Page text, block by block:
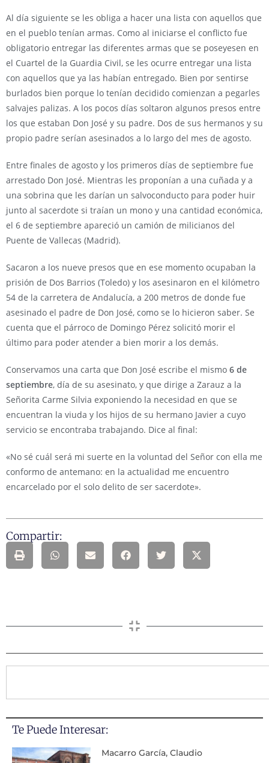
Al día siguiente se les obliga a hacer una lista con aquellos que
en el pueblo tenían armas. Como al iniciarse el conflicto fue
obligatorio entregar las diferentes armas que se poseyesen en
el Cuartel de la Guardia Civil, se les ocurre entregar una lista
con aquellos que ya las habían entregado. Bien por sentirse
burlados bien porque lo tenían decidido comienzan a pegarles
salvajes palizas. A los pocos días soltaron algunos presos entre
los que estaban Don José y su padre. Dos de sus hermanos y su
propio padre serían asesinados a lo largo del mes de agosto.
Entre finales de agosto y los primeros días de septiembre fue
arrestado Don José. Mientras les proponían a una cuñada y a
una sobrina que les darían un salvoconducto para poder huir
junto al sacerdote si traían un mono y una cantidad económica,
el 6 de septiembre apareció un camión de milicianos del
Puente de Vallecas (Madrid).
Sacaron a los nueve presos que en ese momento ocupaban la
prisión de Dos Barrios (Toledo) y los asesinaron en el kilómetro
54 de la carretera de Andalucía, a 200 metros de donde fue
asesinado el padre de Don José, como se lo hicieron saber. Se
cuenta que el párroco de Domingo Pérez solicitó morir el
último para poder atender a bien morir a los demás.
Conservamos una carta que Don José escribe el mismo 6 de
septiembre, día de su asesinato, y que dirige a Zarauz a la
Señorita Carme Silvia exponiendo la necesidad en que se
encuentran la viuda y los hijos de su hermano Javier a cuyo
servicio se encontraba trabajando. Dice al final:
«No sé cuál será mi suerte en la voluntad del Señor con ella me
conformo de antemano: en la actualidad me encuentro
encarcelado por el solo delito de ser sacerdote».
Compartir:
Te Puede Interesar:
Macarro García, Claudio